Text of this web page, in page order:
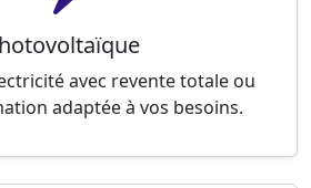
avec revente totale ou
adaptée à vos besoins.